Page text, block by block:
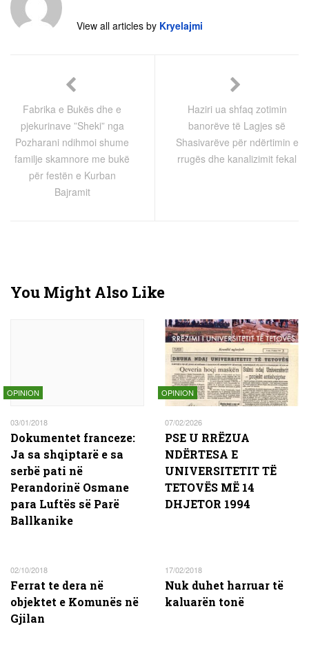
View all articles by Kryelajmi
Fabrika e Bukës dhe e
pjekurinave ”Sheki” nga
Pozharani ndihmoi shume
familje skamnore me bukë
për festën e Kurban
Bajramit
Haziri ua shfaq zotimin
banorëve të Lagjes së
Shasivarëve për ndërtimin e
rrugës dhe kanalizimit fekal
You Might Also Like
OPINION
03/01/2018
Dokumentet franceze:
Ja sa shqiptarë e sa
serbë pati në
Perandorinë Osmane
para Luftës së Parë
Ballkanike
OPINION
07/02/2026
PSE U RRËZUA
NDËRTESA E
UNIVERSITETIT TË
TETOVËS MË 14
DHJETOR 1994
02/10/2018
Ferrat te dera në
objektet e Komunës në
Gjilan
17/02/2018
Nuk duhet harruar të
kaluarën tonë